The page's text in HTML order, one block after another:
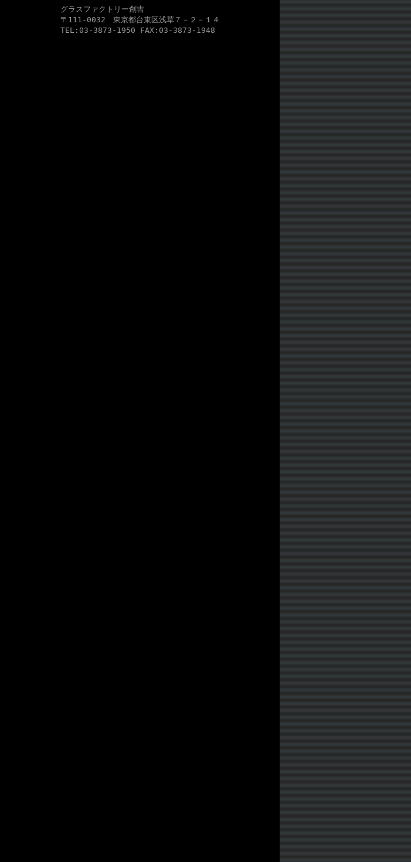
グラスファクトリー創吉
〒111-0032 東京都台東区浅草７－２－１４
TEL:03-3873-1950 FAX:03-3873-1948